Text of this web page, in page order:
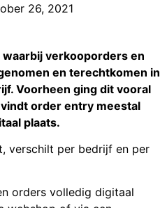
26, 2021
verkooporders en
en terechtkomen in
Voorheen ging dit vooral
order entry meestal
plaats.
verschilt per bedrijf en per
orders volledig digitaal